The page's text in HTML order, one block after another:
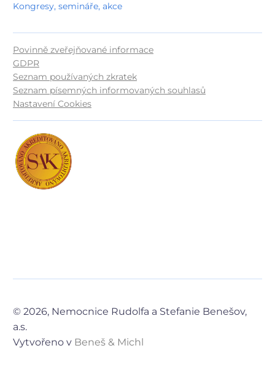
Kongresy, semináře, akce
Povinně zveřejňované informace
GDPR
Seznam používaných zkratek
Seznam písemných informovaných souhlasů
Nastavení Cookies
© 2026, Nemocnice Rudolfa a Stefanie Benešov,
a.s.
Vytvořeno v Beneš & Michl